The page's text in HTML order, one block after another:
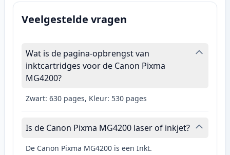
Veelgestelde vragen
Wat is de pagina-opbrengst van
inktcartridges voor de Canon Pixma
MG4200?
Zwart: 630 pages, Kleur: 530 pages
Is de Canon Pixma MG4200 laser of inkjet?
De Canon Pixma MG4200 is een Inkt.